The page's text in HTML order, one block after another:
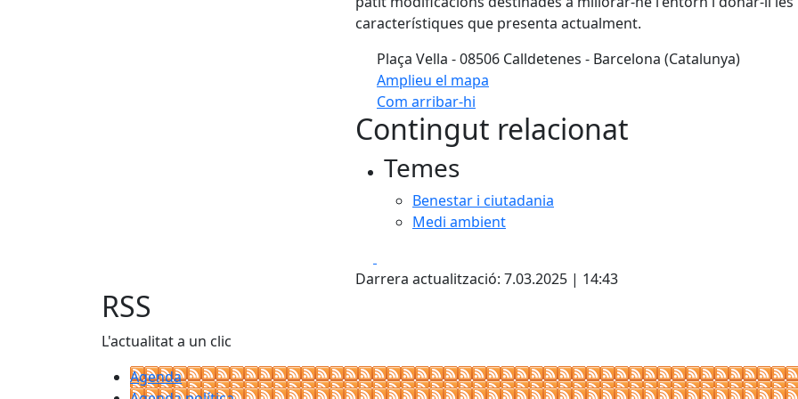
característiques que presenta actualment.
Plaça Vella - 08506 Calldetenes - Barcelona (Catalunya)
Amplieu el mapa
Com arribar-hi
+
−
Contingut relacionat
Temes
Benestar i ciutadania
Medi ambient
Darrera actualització: 7.03.2025 | 14:43
RSS
L'actualitat a un clic
Agenda